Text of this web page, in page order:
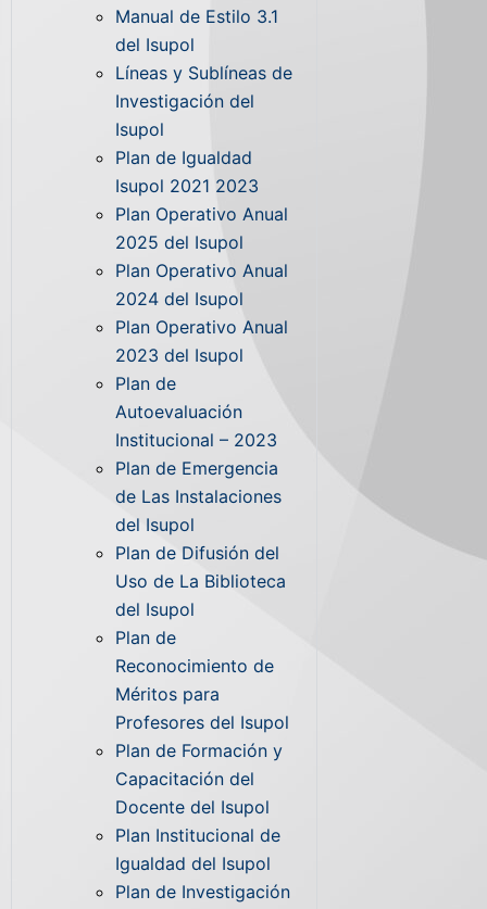
Manual de Estilo 3.1
del Isupol
Líneas y Sublíneas de
Investigación del
Isupol
Plan de Igualdad
Isupol 2021 2023
Plan Operativo Anual
2025 del Isupol
Plan Operativo Anual
2024 del Isupol
Plan Operativo Anual
2023 del Isupol
Plan de
Autoevaluación
Institucional – 2023
Plan de Emergencia
de Las Instalaciones
del Isupol
Plan de Difusión del
Uso de La Biblioteca
del Isupol
Plan de
Reconocimiento de
Méritos para
Profesores del Isupol
Plan de Formación y
Capacitación del
Docente del Isupol
Plan Institucional de
Igualdad del Isupol
Plan de Investigación